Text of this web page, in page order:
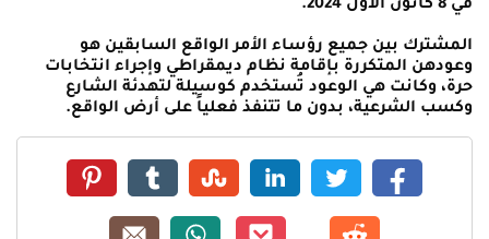
في 8 كانون الأول 2024.
المشترك بين جميع رؤساء الأمر الواقع السابقين هو
وعودهن المتكررة بإقامة نظام ديمقراطي وإجراء انتخابات
حرة، وكانت هي الوعود تُستخدم كوسيلة لتهدئة الشارع
وكسب الشرعية، بدون ما تتنفذ فعلياً على أرض الواقع.